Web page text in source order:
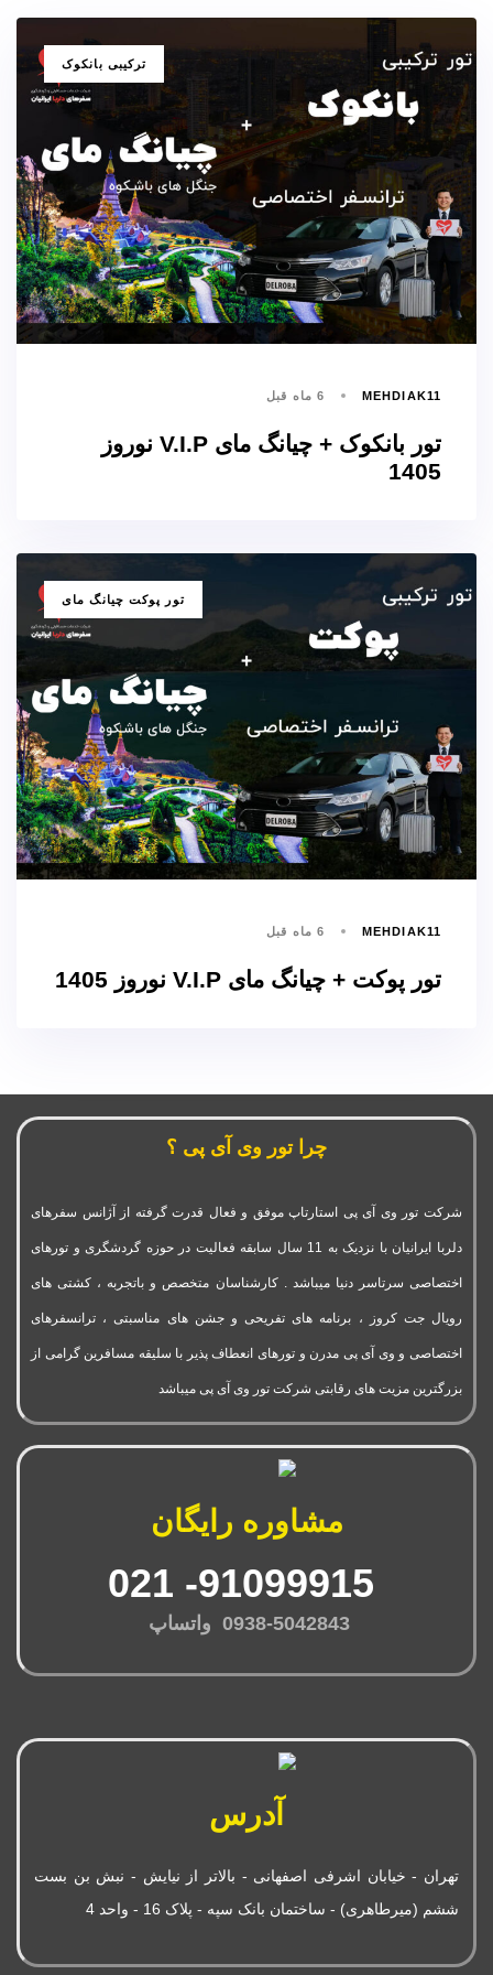
برچسب
ها
ترکیبی بانکوک
MEHDIAK11 6 ماه قبل
تور بانکوک + چیانگ مای V.I.P نوروز
1405
برچسب
ها
تور پوکت چیانگ مای
MEHDIAK11 6 ماه قبل
تور پوکت + چیانگ مای V.I.P نوروز 1405
چرا تور وی آی پی ؟
شرکت تور وی آی پی استارتاپ موفق و فعال قدرت گرفته از آژانس سفرهای
دلربا ایرانیان با نزدیک به 11 سال سابقه فعالیت در حوزه گردشگری و تورهای
اختصاصی سرتاسر دنیا میباشد . کارشناسان متخصص و باتجربه ، کشتی های
رویال جت کروز ، برنامه های تفریحی و جشن های مناسبتی ، ترانسفرهای
اختصاصی و وی آی پی مدرن و تورهای انعطاف پذیر با سلیقه مسافرین گرامی از
بزرگترین مزیت های رقابتی شرکت تور وی آی پی میباشد
مشاوره رایگان
0938-5042843 واتساپ
آدرس
تهران - خیابان اشرفی اصفهانی - بالاتر از نیایش - نبش بن بست
ششم (میرطاهری) - ساختمان بانک سپه - پلاک 16 - واحد 4